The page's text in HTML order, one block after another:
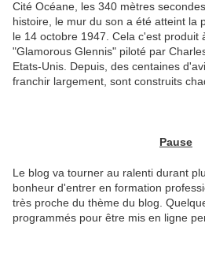
Cité Océane, les 340 mètres
histoire, le mur du son a été atteint la
le 14 octobre 1947. Cela c'est produit
"Glamorous Glennis" piloté par
Etats-Unis. Depuis, des centaines
franchir largement, sont construits
Pause
Le blog va tourner au ralenti durant
bonheur d'entrer en formation
très proche du thème du blog.
programmés pour être mis en ligne